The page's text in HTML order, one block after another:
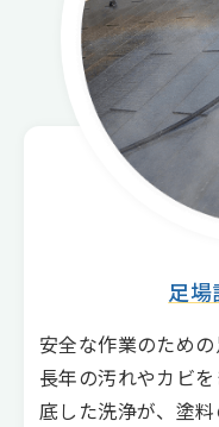
足
安全な作業のため
長年の汚れやカビ
底した洗浄が、塗